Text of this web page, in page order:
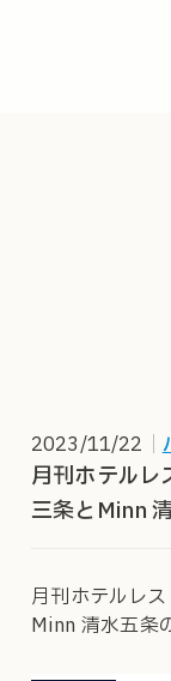
2023/11/22 ｜
月刊ホテル
三条とMinn
月刊ホテルレ
Minn 清水五条